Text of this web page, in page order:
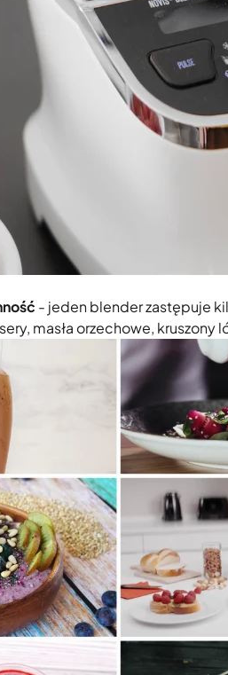
- jeden blender zastępuje
masła orzechowe,